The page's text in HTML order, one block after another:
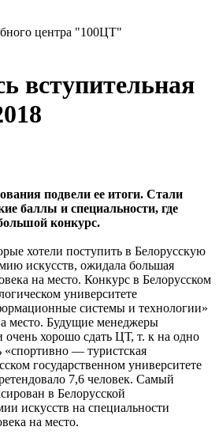
центра "100ЦТ"
вступительная
подвели ее итоги. Стали
баллы и специальности, где
конкурс.
хотели поступить в Белорусскую
искусств, ожидала большая
на место. Конкурс в Белорусском
университете
системы и технологии»
место. Будущие менеджеры
хорошо сдать ЦТ, т. к на одно
«спортивно — туристская
государственном университете
7,6 человек. Самый
в Белорусской
искусств на специальности
на место.